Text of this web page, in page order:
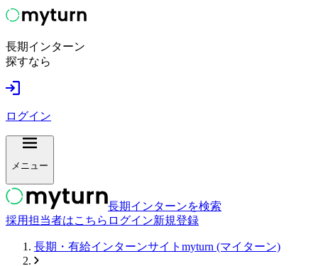
長期インターン
探すなら
ログイン
メニュー
長期インターンを検索
採用担当者はこちら ログイン新規登録
長期・有給インターンサイトmyturn (マイターン)